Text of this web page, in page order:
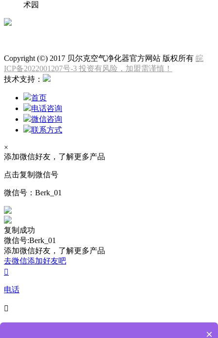
术园
Copyright (©) 2017 贝尔克空气净化器官方网站 版权所有 皖
ICP备2022001207号-3 投资有风险，加盟需谨慎！
技术支持：
首页
电话咨询
微信咨询
联系方式
×
添加微信好友，了解更多产品
点击复制微信号
微信号： Berk_01
复制成功
微信号:Berk_01
添加微信好友，了解更多产品
去微信添加好友吧

电话

×